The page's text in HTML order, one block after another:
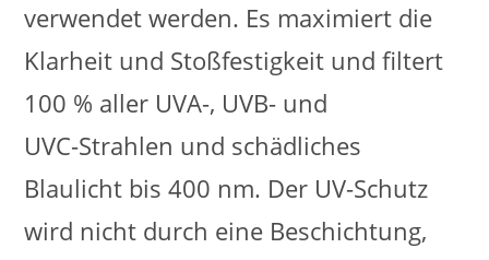
verwendet werden. Es maximiert die
Klarheit und Stoßfestigkeit und filtert
100 % aller UVA-, UVB- und
UVC-Strahlen und schädliches
Blaulicht bis 400 nm. Der UV-Schutz
wird nicht durch eine Beschichtung,